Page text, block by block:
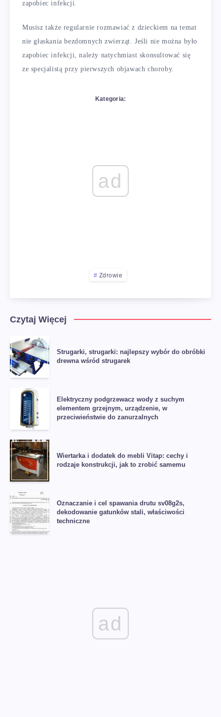
zapobiec infekcji.
Musisz także regularnie rozmawiać z dzieckiem na temat
nie głaskania bezdomnych zwierząt. Jeśli nie można było
zapobiec infekcji, należy natychmiast skonsultować się
ze specjalistą przy pierwszych objawach choroby.
Kategoria:
ad
Zdrowie
Czytaj Więcej
Strugarki, strugarki: najlepszy wybór do obróbki
drewna wśród strugarek
Elektryczny podgrzewacz wody z suchym
elementem grzejnym, urządzenie, w
przeciwieństwie do zanurzalnych
Wiertarka i dodatek do mebli Vitap: cechy i
rodzaje konstrukcji, jak to zrobić samemu
Oznaczanie i cel spawania drutu sv08g2s,
dekodowanie gatunków stali, właściwości
techniczne
ad